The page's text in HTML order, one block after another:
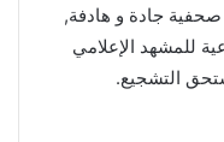
صحفية جادة و هادفة,
للمشهد الإعلامي
التشجيع.